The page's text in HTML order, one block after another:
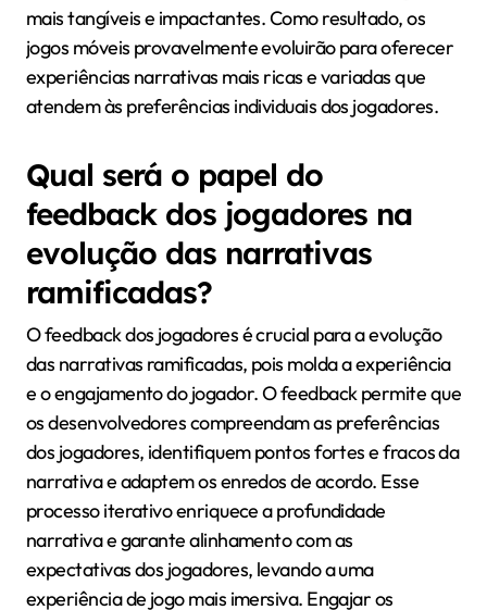
5. Conteúdo Gerado pela Comunidade: Os jogadores
contribuem para o desenvolvimento narrativo
através de feedback e conteúdo gerado pelo usuário,
enriquecendo o cenário narrativo.
estão sendo utilizadas para criar narrativas
ramificadas imersivas que aprimoram a experiência
geral do jogo.
Como os avanços na
tecnologia podem moldar
narrativas ramificadas?
Os avanços na tecnologia aprimorarão as narrativas
ramificadas ao permitir uma tomada de decisão mais
complexa e experiências personalizadas. Tecnologias
como inteligência artificial e aprendizado de máquina
permitem enredos adaptativos que respondem às
escolhas dos jogadores em tempo real. Isso cria um
ambiente mais imersivo, envolvendo os jogadores em